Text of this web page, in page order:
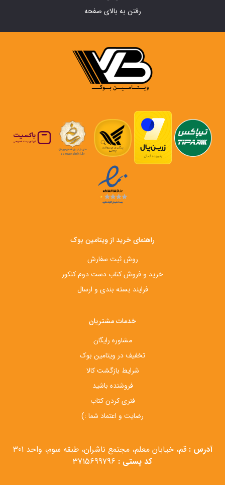
رفتن به بالای صفحه
راهنمای خرید از ویتامین بوک
روش ثبت سفارش
خرید و فروش کتاب دست‌ دوم کنکور
فرایند بسته بندی و ارسال
خدمات مشتریان
مشاوره رایگان
تخفیف در ویتامین بوک
شرایط بازگشت کالا
فروشنده باشید
فنری کردن کتاب
رضایت و اعتماد شما :)
آدرس : قم، خیابان معلم، مجتمع ناشران، طبقه سوم، واحد 301
کد پستی :